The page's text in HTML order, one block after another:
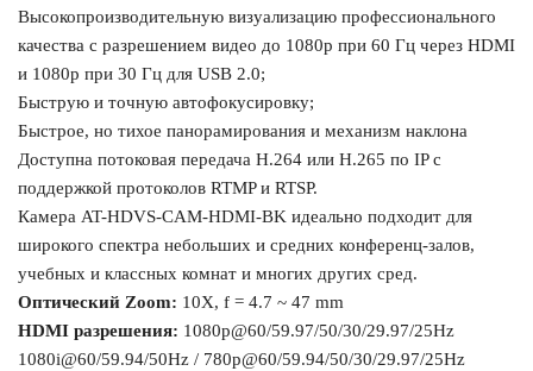
Высокопроизводительную визуализацию профессионального
качества с разрешением видео до 1080р при 60 Гц через HDMI
и 1080р при 30 Гц для USB 2.0;
Быструю и точную автофокусировку;
Быстрое, но тихое панорамирования и механизм наклона
Доступна потоковая передача H.264 или H.265 по IP с
поддержкой протоколов RTMP и RTSP.
Камера AT-HDVS-CAM-HDMI-BK идеально подходит для
широкого спектра небольших и средних конференц-залов,
учебных и классных комнат и многих других сред.
Оптический Zoom: 10X, f = 4.7 ~ 47 mm
HDMI разрешения: 1080p@60/59.97/50/30/29.97/25Hz
1080i@60/59.94/50Hz / 780p@60/59.94/50/30/29.97/25Hz